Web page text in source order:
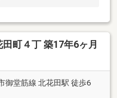
町４丁 築17年6ヶ月
御堂筋線 北花田駅 徒歩6